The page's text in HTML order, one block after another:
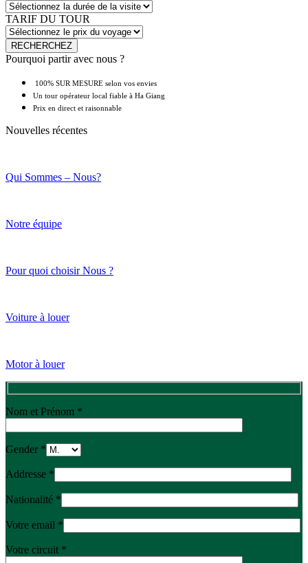
TARIF DU TOUR
Pourquoi partir avec nous ?
100% SUR MESURE selon vos envies
Un tour opérateur local fiable à Ha Giang
Prix en direct et raisonnable
Nouvelles récentes
Qui Sommes – Nous?
Notre équipe
Pour quoi choisir Nous ?
Voiture à louer
Motor à louer
Nom et Prénom *
Gender *
Addresse *
Nationalité *
Votre email *
Votre circuit *